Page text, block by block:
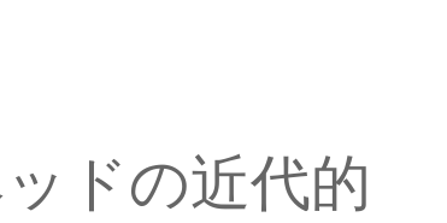
ドの近代的